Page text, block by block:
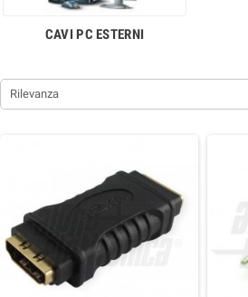
CAVI PC ESTERNI
Rilevanza